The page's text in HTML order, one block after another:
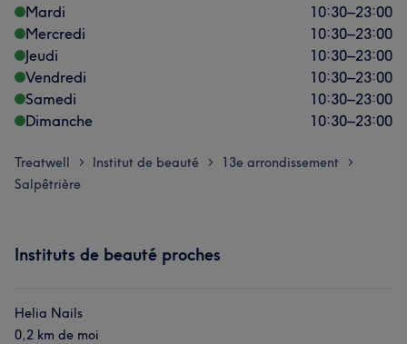
Mardi
10:30–23:00
Mercredi
10:30–23:00
Jeudi
10:30–23:00
Vendredi
10:30–23:00
Samedi
10:30–23:00
Dimanche
10:30–23:00
Treatwell > Institut de beauté > 13e arrondissement >
Salpêtrière
Instituts de beauté proches
Helia Nails
0,2 km de moi